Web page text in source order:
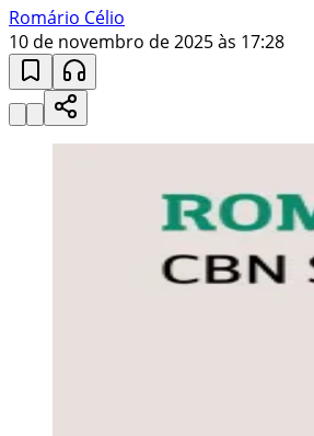
Romário Célio
10 de novembro de 2025 às 17:28